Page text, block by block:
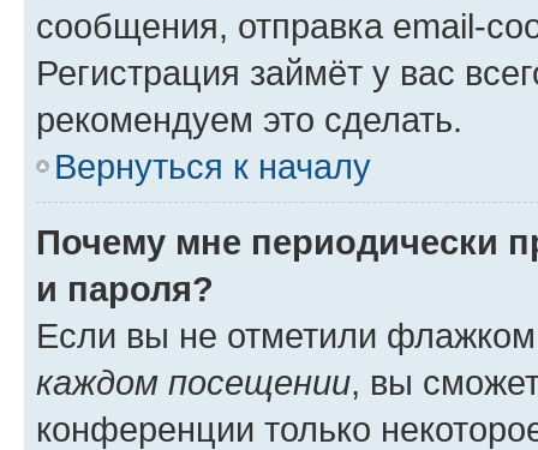
сообщения, отправка email-
Регистрация займёт у вас
рекомендуем это сделать.
Вернуться к началу
Почему мне периодически
и пароля?
Если вы не отметили
каждом посещении, вы
конференции только